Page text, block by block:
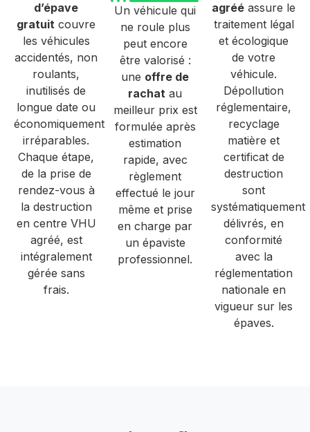
d’épave
gratuit couvre
les véhicules
accidentés, non
roulants,
inutilisés de
longue date ou
économiquement
irréparables.
Chaque étape,
de la prise de
rendez-vous à
la destruction
en centre VHU
agréé, est
intégralement
gérée sans
frais.
Un véhicule qui
ne roule plus
peut encore
être valorisé :
une offre de
rachat au
meilleur prix est
formulée après
estimation
rapide, avec
règlement
effectué le jour
même et prise
en charge par
un épaviste
professionnel.
agréé assure le
traitement légal
et écologique
de votre
véhicule.
Dépollution
réglementaire,
recyclage
matière et
certificat de
destruction
sont
systématiquement
délivrés, en
conformité
avec la
réglementation
nationale en
vigueur sur les
épaves.